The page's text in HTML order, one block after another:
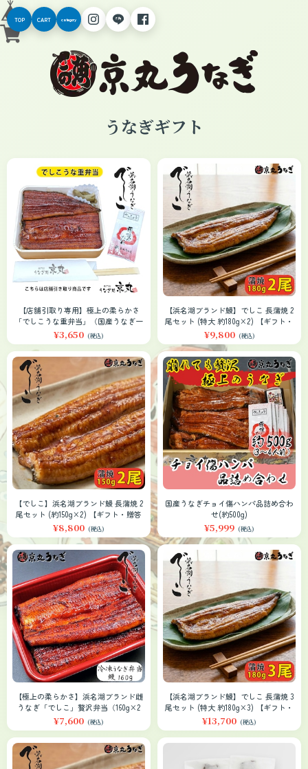
TOP CART category
うなぎギフト
【店舗引取り専用】極上の柔らかさ
「でしこうな重弁当」（国産うなぎ一
尾使用）
¥3,650 (税込)
【浜名湖ブランド鰻】でしこ 長蒲焼 2
尾セット (特大 約180g×2) 【ギフト・
贈答対応】
¥9,800 (税込)
【でしこ】浜名湖ブランド鰻 長蒲焼 2
尾セット (約150g×2) 【ギフト・贈答
対応】
¥8,800 (税込)
国産うなぎチョイ傷ハンパ品詰め合わ
せ(約500g)
¥5,999 (税込)
【極上の柔らかさ】浜名湖ブランド雌
うなぎ「でしこ」贅沢弁当（160g×2
個）｜長野県産コシヒカリ使用・冷凍
¥7,600 (税込)
【浜名湖ブランド鰻】でしこ 長蒲焼 3
尾セット (特大 約180g×3) 【ギフト・
贈答対応】
¥13,700 (税込)